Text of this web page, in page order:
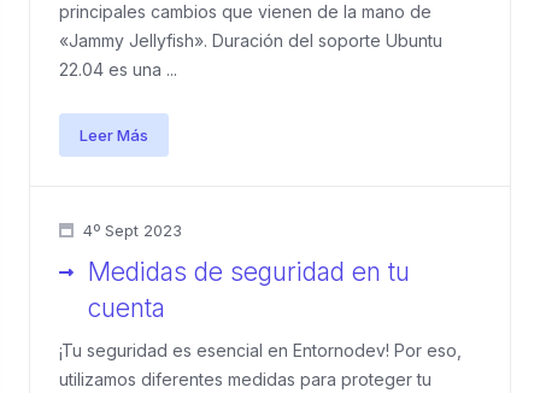
principales cambios que vienen de la mano de
«Jammy Jellyfish». Duración del soporte Ubuntu
22.04 es una ...
Leer Más
4º Sept 2023
Medidas de seguridad en tu
cuenta
¡Tu seguridad es esencial en Entornodev! Por eso,
utilizamos diferentes medidas para proteger tu